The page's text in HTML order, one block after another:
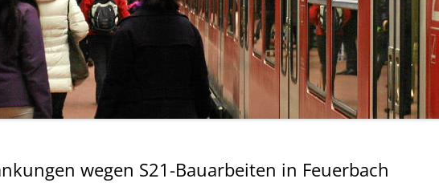
wegen S21-Bauarbeiten in Feuerbach